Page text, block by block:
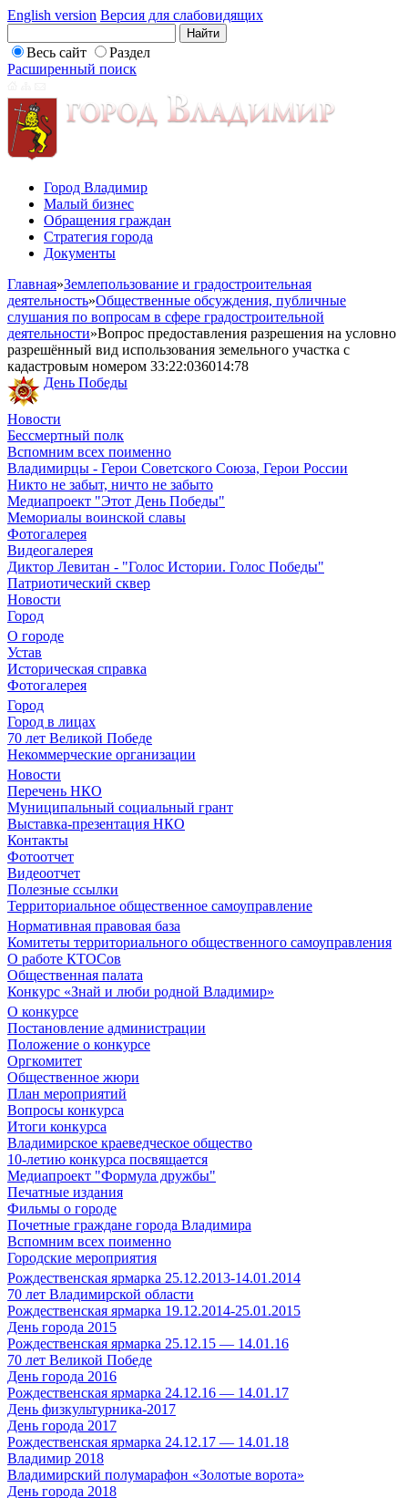
English version Версия для слабовидящих
Весь сайт
Раздел
Расширенный поиск
Город Владимир
Малый бизнес
Обращения граждан
Стратегия города
Документы
Главная»Землепользование и градостроительная
деятельность»Общественные обсуждения, публичные
слушания по вопросам в сфере градостроительной
деятельности»Вопрос предоставления разрешения на условно
разрешённый вид использования земельного участка с
кадастровым номером 33:22:036014:78
День Победы
Новости
Бессмертный полк
Вспомним всех поименно
Владимирцы - Герои Советского Союза, Герои России
Никто не забыт, ничто не забыто
Медиапроект "Этот День Победы"
Мемориалы воинской славы
Фотогалерея
Видеогалерея
Диктор Левитан - "Голос Истории. Голос Победы"
Патриотический сквер
Новости
Город
О городе
Устав
Историческая справка
Фотогалерея
Город
Город в лицах
70 лет Великой Победе
Некоммерческие организации
Новости
Перечень НКО
Муниципальный социальный грант
Выставка-презентация НКО
Контакты
Фотоотчет
Видеоотчет
Полезные ссылки
Территориальное общественное самоуправление
Нормативная правовая база
Комитеты территориального общественного самоуправления
О работе КТОСов
Общественная палата
Конкурс «Знай и люби родной Владимир»
О конкурсе
Постановление администрации
Положение о конкурсе
Оргкомитет
Общественное жюри
План мероприятий
Вопросы конкурса
Итоги конкурса
Владимирское краеведческое общество
10-летию конкурса посвящается
Медиапроект "Формула дружбы"
Печатные издания
Фильмы о городе
Почетные граждане города Владимира
Вспомним всех поименно
Городские мероприятия
Рождественская ярмарка 25.12.2013-14.01.2014
70 лет Владимирской области
Рождественская ярмарка 19.12.2014-25.01.2015
День города 2015
Рождественская ярмарка 25.12.15 — 14.01.16
70 лет Великой Победе
День города 2016
Рождественская ярмарка 24.12.16 — 14.01.17
День физкультурника-2017
День города 2017
Рождественская ярмарка 24.12.17 — 14.01.18
Владимир 2018
Владимирский полумарафон «Золотые ворота»
День города 2018